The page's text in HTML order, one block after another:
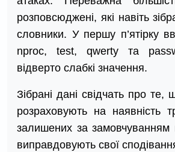
розповсюджені, які навіть
словники. У першу п’ятірку
nproc, test, qwerty та
відверто слабкі значення.
Зібрані дані свідчать про те,
розраховують на наявність
залишених за замовчуванням
виправдовують свої